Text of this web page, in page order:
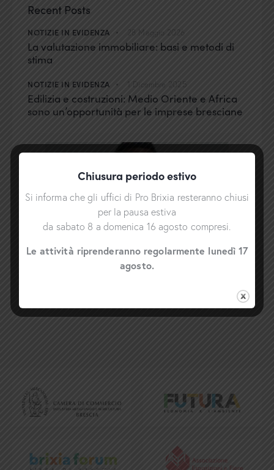
Recent Posts
NOTIZIE IN EVIDENZA 28 Maggio 2026
La valutazione immobiliare: basi e metodi di
stima
NOTIZIE IN EVIDENZA 1 Dicembre 2025
Edilizia e costruzioni: Medio Oriente e Africa
sono un’opportunità per le imprese bresciane
Chiusura periodo estivo
Si informa che gli uffici di Pro Brixia resteranno chiusi
per la pausa estiva
da sabato 8 a domenica 16 agosto compresi.
Le attività riprenderanno regolarmente lunedì 17
agosto.